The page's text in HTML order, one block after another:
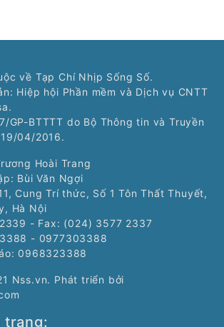
về Tạp Chí Nhịp Sống Số.
Hiệp hội Phần mềm và Dịch vụ CNTT
GP-BTTTT do Bộ Thông tin và Truyền
04/2016.
Hoài Trang
Bùi Văn Ngợi
Cung Trí thức, Số 1 Tôn Thất Thuyết,
Hà Nội
- Fax: (024) 3577 2337
- 0977303388
0968323388
Nss.vn. Phát triển bởi
trang: